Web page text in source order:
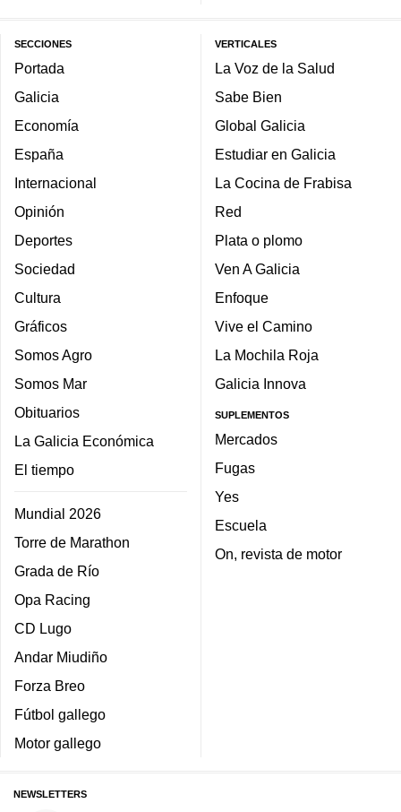
SECCIONES
Portada
Galicia
Economía
España
Internacional
Opinión
Deportes
Sociedad
Cultura
Gráficos
Somos Agro
Somos Mar
Obituarios
La Galicia Económica
El tiempo
Mundial 2026
Torre de Marathon
Grada de Río
Opa Racing
CD Lugo
Andar Miudiño
Forza Breo
Fútbol gallego
Motor gallego
VERTICALES
La Voz de la Salud
Sabe Bien
Global Galicia
Estudiar en Galicia
La Cocina de Frabisa
Red
Plata o plomo
Ven A Galicia
Enfoque
Vive el Camino
La Mochila Roja
Galicia Innova
SUPLEMENTOS
Mercados
Fugas
Yes
Escuela
On, revista de motor
NEWSLETTERS